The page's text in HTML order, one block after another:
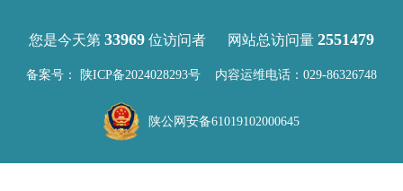
您是今天第 33969 位访问者 网站总访问量 2551479
备案号： 陕ICP备2024028293号 内容运维电话：029-86326748
陕公网安备61019102000645